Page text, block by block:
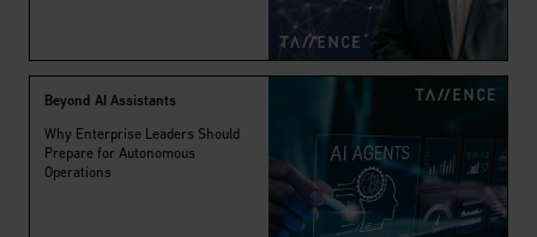
Beyond AI Assistants
Why Enterprise Leaders Should
Prepare for Autonomous
Operations